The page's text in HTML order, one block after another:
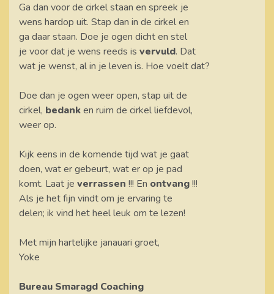
Ga dan voor de cirkel staan en spreek je
wens hardop uit. Stap dan in de cirkel en
ga daar staan. Doe je ogen dicht en stel
je voor dat je wens reeds is vervuld. Dat
wat je wenst, al in je leven is. Hoe voelt dat?
Doe dan je ogen weer open, stap uit de
cirkel, bedanken ruim de cirkel liefdevol,
weer op.
Kijk eens in de komende tijd wat je gaat
doen, wat er gebeurt, wat er op je pad
komt. Laat je verrassen !!! En ontvang!!!
Als je het fijn vindt om je ervaring te
delen; ik vind het heel leuk om te lezen!
Met mijn hartelijke janauari groet,
Yoke
Bureau Smaragd Coaching